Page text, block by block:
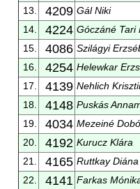
13.
4209 Gál Niki
14.
4224 Góczáné Tari
15.
4086 Szilágyi
16.
4254 Helewkar
17.
4139 Nehlich
18.
4148 Puskás
19.
4034 Mezeiné
20.
4192 Kurucz Klára
21.
4165 Ruttkay Diána
22.
4141 Farkas